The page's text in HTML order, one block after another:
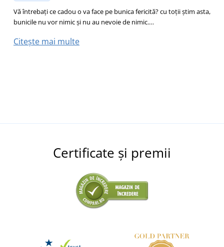
Vă întrebați ce cadou o va face pe bunica fericită? cu toții știm asta,
bunicile nu vor nimic și nu au nevoie de nimic.…
Citește mai multe
Certificate și premii